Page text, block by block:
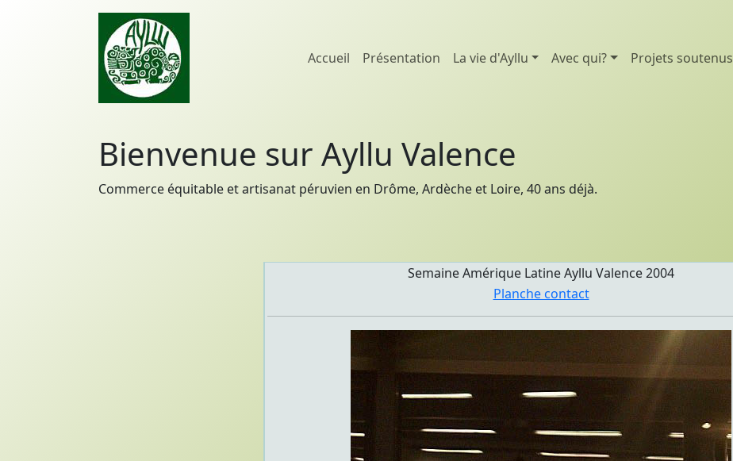
Accueil Présentation La vie d'Ayllu Avec qui? Projets soutenus
Bienvenue sur Ayllu Valence
Commerce équitable et artisanat péruvien en Drôme, Ardèche et Loire, 40 ans déjà.
Semaine Amérique Latine Ayllu Valence 2004
Planche contact